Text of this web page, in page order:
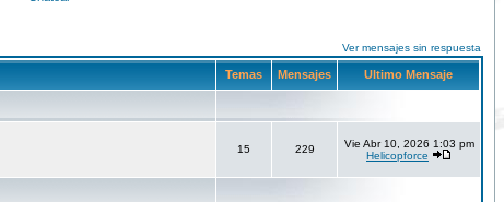
Ver mensajes sin respuesta
Temas Mensajes Ultimo Mensaje
15 229
Vie Abr 10, 2026 1:03 pm
Helicopforce